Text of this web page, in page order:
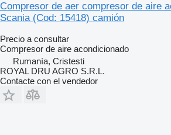
Compresor de aer compresor de aire
Scania (Cod: 15418) camión
Precio a consultar
Compresor de aire acondicionado
Rumanía, Cristesti
ROYAL DRU AGRO S.R.L.
Contacte con el vendedor